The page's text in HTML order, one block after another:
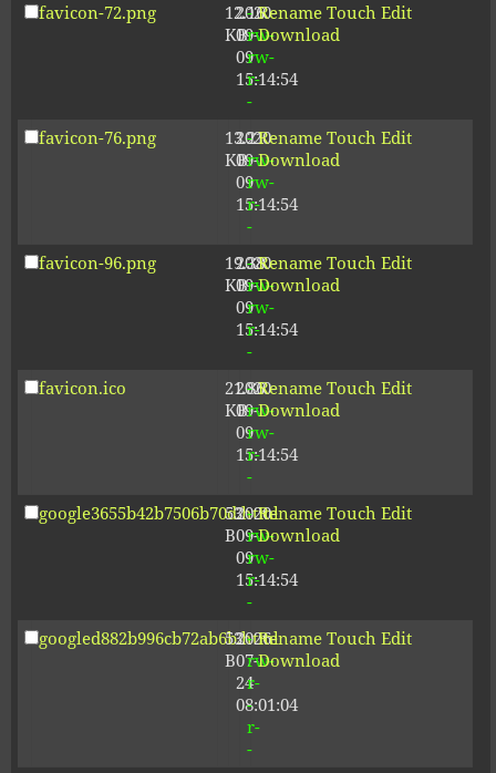
favicon-72.png
12.16
KB
2020-
09-
09
15:14:54
-
rw-
rw-
r-
-
Rename Touch Edit
Download
favicon-76.png
13.21
KB
2020-
09-
09
15:14:54
-
rw-
rw-
r-
-
Rename Touch Edit
Download
favicon-96.png
19.38
KB
2020-
09-
09
15:14:54
-
rw-
rw-
r-
-
Rename Touch Edit
Download
favicon.ico
21.86
KB
2020-
09-
09
15:14:54
-
rw-
rw-
r-
-
Rename Touch Edit
Download
google3655b42b7506b70d.html
53
B
2020-
09-
09
15:14:54
-
rw-
rw-
r-
-
Rename Touch Edit
Download
googled882b996cb72ab6b.html
53
B
2026-
07-
24
08:01:04
-
rw-
r-
-
r-
-
Rename Touch Edit
Download